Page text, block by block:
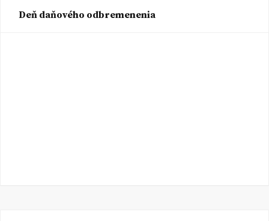
Deň daňového odbremenenia